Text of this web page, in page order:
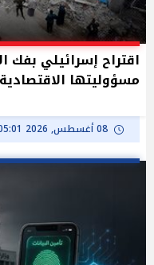
اقتراح إسرائيلي بفك
مسؤوليتها
08 أغسطس, 2026 05:01 م